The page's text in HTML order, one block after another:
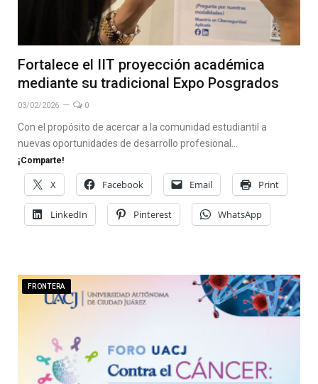
Fortalece el IIT proyección académica
mediante su tradicional Expo Posgrados
03/02/2026 0
Con el propósito de acercar a la comunidad estudiantil a
nuevas oportunidades de desarrollo profesional…
¡Comparte!
X Facebook Email Print
LinkedIn Pinterest WhatsApp
FRONTERA